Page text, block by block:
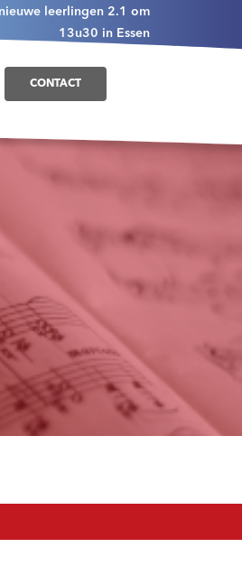
leerlingen 2.1 om
13u30 in Essen
CONTACT